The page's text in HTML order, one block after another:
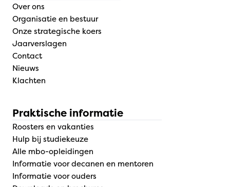
Over ons
Organisatie en bestuur
Onze strategische koers
Jaarverslagen
Contact
Nieuws
Klachten
Praktische informatie
Roosters en vakanties
Hulp bij studiekeuze
Alle mbo-opleidingen
Informatie voor decanen en mentoren
Informatie voor ouders